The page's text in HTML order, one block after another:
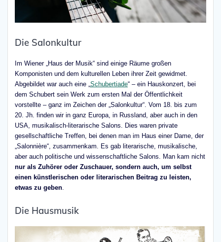
Die Salonkultur
Im Wiener „Haus der Musik“ sind einige Räume großen
Komponisten und dem kulturellen Leben ihrer Zeit gewidmet.
Abgebildet war auch eine „ Schubertiade“ – ein Hauskonzert, bei
dem Schubert sein Werk zum ersten Mal der Öffentlichkeit
vorstellte – ganz im Zeichen der „Salonkultur“. Vom 18. bis zum
20. Jh. finden wir in ganz Europa, in Russland, aber auch in den
USA, musikalisch-literarische Salons. Dies waren private
gesellschaftliche Treffen, bei denen man im Haus einer Dame, der
„Salonnière“, zusammenkam. Es gab literarische, musikalische,
aber auch politische und wissenschaftliche Salons. Man kam nicht
nur als Zuhörer oder Zuschauer, sondern auch, um selbst
einen künstlerischen oder literarischen Beitrag zu leisten,
etwas zu geben
Die Hausmusik